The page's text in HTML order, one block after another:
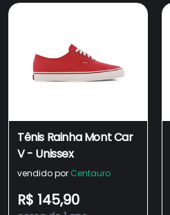
Tênis Rainha Mont Car
V - Unissex
vendido por Centauro
R$ 145,90